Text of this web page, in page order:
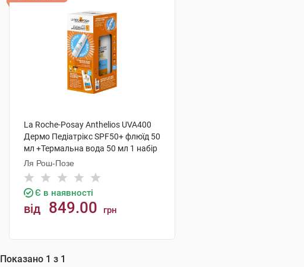
La Roche-Posay Anthelios UVA400
Дермо Педіатрікс SPF50+ флюїд 50
мл +Термальна вода 50 мл 1 набір
Ля Рош-Позе
Є в наявності
від 849.00 грн
Показано 1 з 1